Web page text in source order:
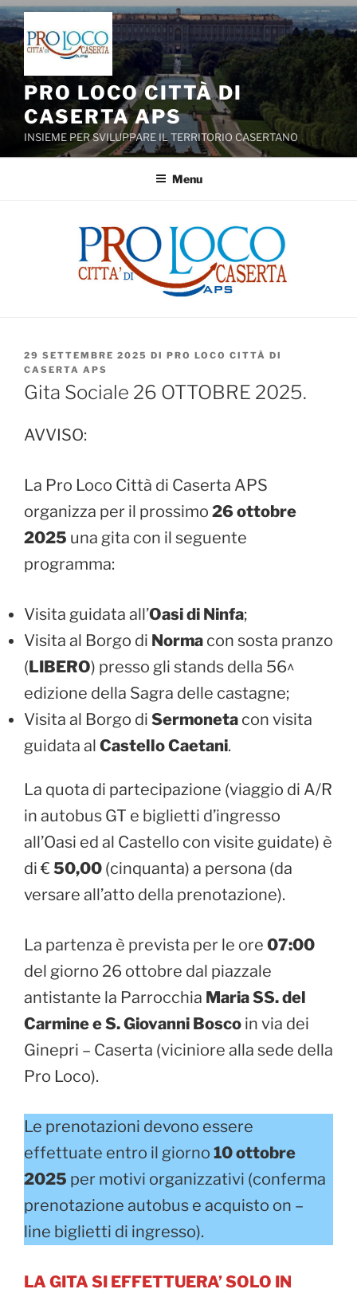
Salta
al
contenuto
PRO LOCO CITTÀ DI
CASERTA APS
INSIEME PER SVILUPPARE IL TERRITORIO CASERTANO
Menu
PUBBLICATO
IL
29 SETTEMBRE 2025 DI PRO LOCO CITTÀ DI
CASERTA APS
Gita Sociale 26 OTTOBRE 2025.
AVVISO:
La Pro Loco Città di Caserta APS
organizza per il prossimo 26 ottobre
2025 una gita con il seguente
programma:
Visita guidata all’Oasi di Ninfa;
Visita al Borgo di Norma con sosta pranzo
(LIBERO) presso gli stands della 56^
edizione della Sagra delle castagne;
Visita al Borgo di Sermoneta con visita
guidata al Castello Caetani.
La quota di partecipazione (viaggio di A/R
in autobus GT e biglietti d’ingresso
all’Oasi ed al Castello con visite guidate) è
di € 50,00 (cinquanta) a persona (da
versare all’atto della prenotazione).
La partenza è prevista per le ore 07:00
del giorno 26 ottobre dal piazzale
antistante la Parrocchia Maria SS. del
Carmine e S. Giovanni Bosco in via dei
Ginepri – Caserta (viciniore alla sede della
Pro Loco).
Le prenotazioni devono essere
effettuate entro il giorno 10 ottobre
2025 per motivi organizzativi (conferma
prenotazione autobus e acquisto on –
line biglietti di ingresso).
LA GITA SI EFFETTUERA’ SOLO IN